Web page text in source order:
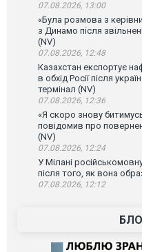
07.08.2026, 13:00
«Була розмова з
з Динамо після
(NV)
07.08.2026, 12:48
Казахстан експортує
в обхід Росії після
термінал (NV)
07.08.2026, 12:36
«Я скоро знову
повідомив про
(NV)
07.08.2026, 12:24
У Мілані
після того, як вона
07.08.2026, 12:12